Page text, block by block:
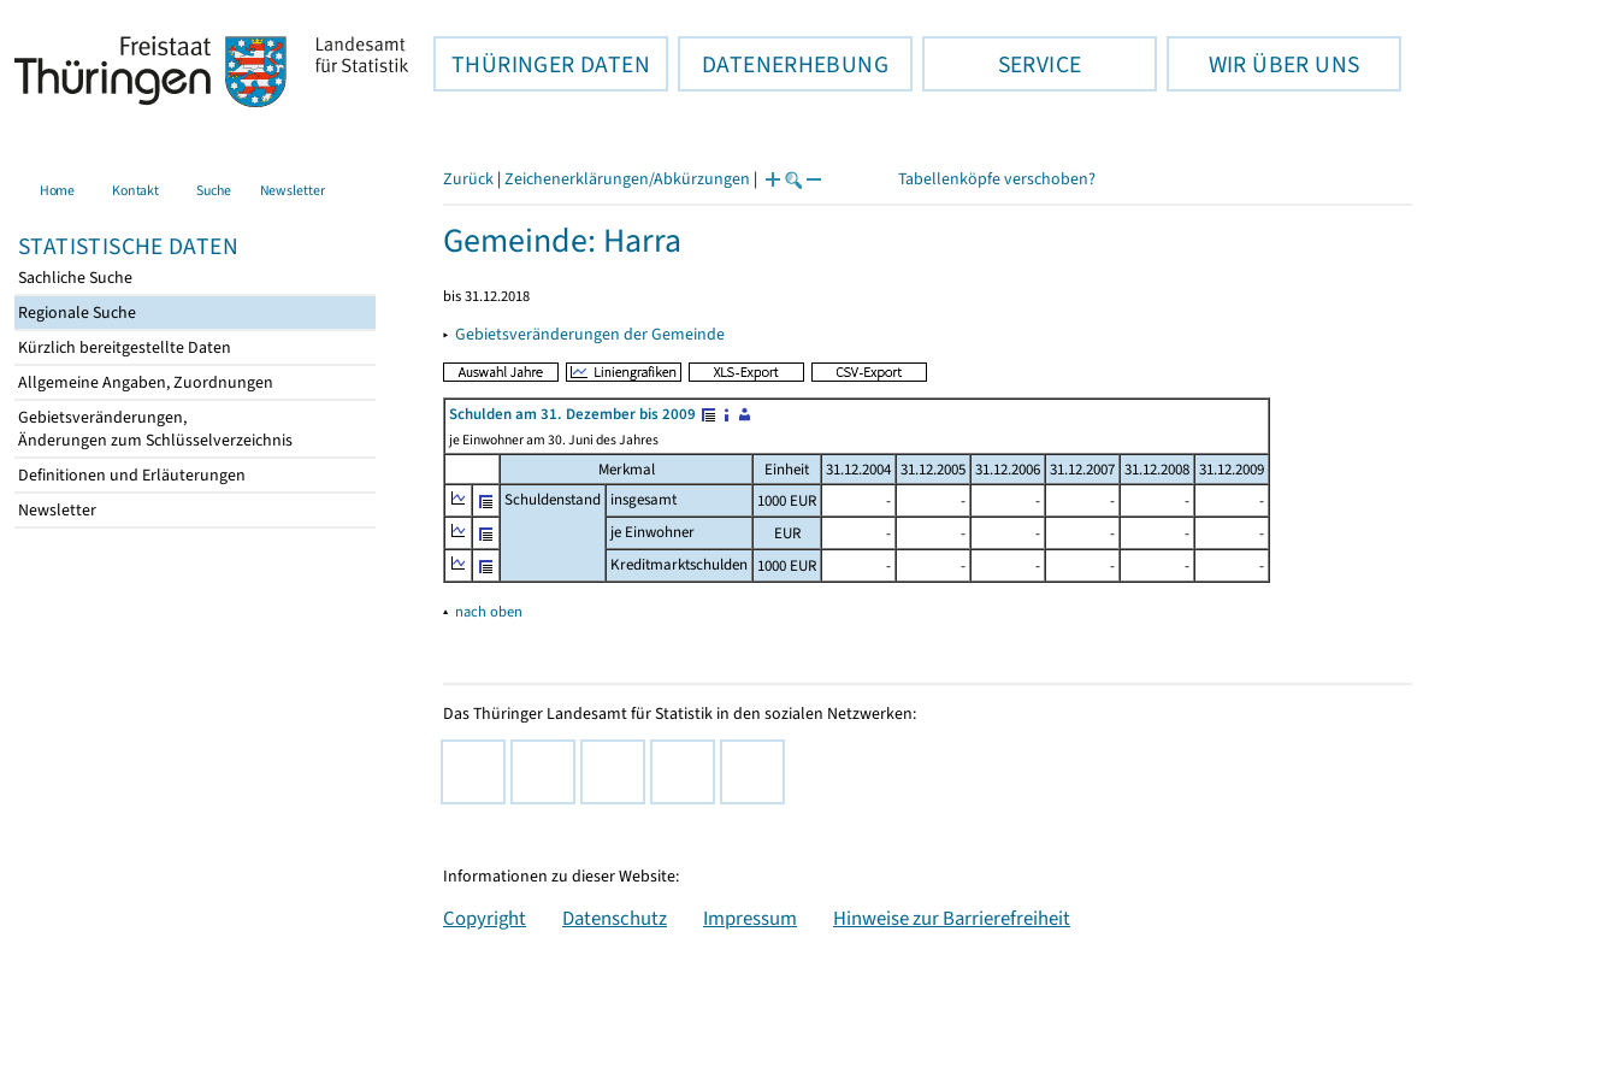
THÜRINGER DATEN DATENERHEBUNG SERVICE WIR ÜBER UNS
Home Kontakt Suche Newsletter
STATISTISCHE DATEN
Sachliche Suche
Regionale Suche
Kürzlich bereitgestellte Daten
Allgemeine Angaben, Zuordnungen
Gebietsveränderungen,
Änderungen zum Schlüsselverzeichnis
Definitionen und Erläuterungen
Newsletter
Zurück | Zeichenerklärungen/Abkürzungen | Tabellenköpfe verschoben?
Gemeinde: Harra
bis 31.12.2018
▸ Gebietsveränderungen der Gemeinde
Schulden am 31. Dezember bis 2009
je Einwohner am 30. Juni des Jahres
Merkmal Einheit 31.12.2004 31.12.2005 31.12.2006 31.12.2007 31.12.2008 31.12.2009
Schuldenstand insgesamt 1000 EUR - - - - -
-
je Einwohner
EUR - - - - -
-
Kreditmarktschulden 1000 EUR - - - - - -
▴ nach oben
Das Thüringer Landesamt für Statistik in den sozialen Netzwerken:
Informationen zu dieser Website:
Copyright Datenschutz Impressum Hinweise zur Barrierefreiheit